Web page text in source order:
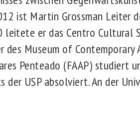
ist Martin Grossman Leiter
leitete er das Centro
Museum of Contemporary
Penteado (FAAP) studiert
der USP absolviert. An der